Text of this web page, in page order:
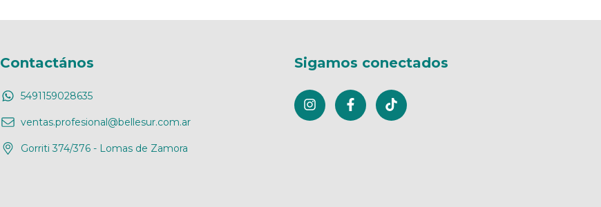
Contactános
5491159028635
ventas.profesional@bellesur.com.ar
Gorriti 374/376 - Lomas de Zamora
Sigamos conectados